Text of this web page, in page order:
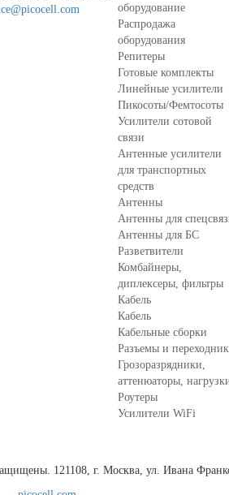
оборудование
Распродажа
оборудования
Репитеры
Готовые комплекты
Линейные усилители
Пикосоты/Фемтосоты
Усилители сотовой
связи
Антенные усилители
для транспортных
средств
Антенны
Антенны для
Антенны для БС
Разветвители
Комбайнеры,
диплексеры, фильтры
Кабель
Кабель
Кабельные сборки
Разъемы и
Грозоразрядники,
аттенюаторы,
Роутеры
Усилители WiFi
121108, г. Москва, ул. Ивана